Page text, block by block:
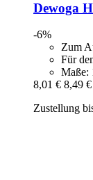
Dewoga
-6%
Zum
Für
Maße:
8,01 € 8,49 €
Zustellung